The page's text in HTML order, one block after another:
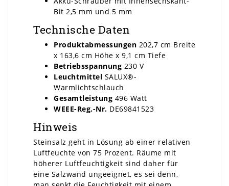
Bit 2,5 mm und 5 mm
Technische Daten
Produktabmessungen 202,7 cm Breite
x 163,6 cm Höhe x 9,1 cm Tiefe
Betriebsspannung 230 V
Leuchtmittel SALUX®-
Warmlichtschlauch
Gesamtleistung 496 Watt
WEEE-Reg.-Nr. DE69841523
Hinweis
Steinsalz geht in Lösung ab einer relativen
Luftfeuchte von 75 Prozent. Räume mit
höherer Luftfeuchtigkeit sind daher für
eine Salzwand ungeeignet, es sei denn,